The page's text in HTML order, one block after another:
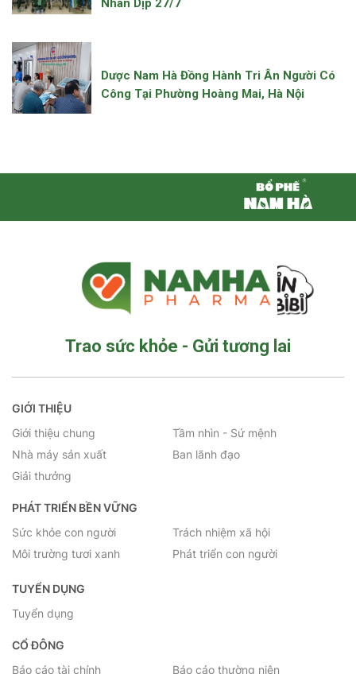
Nhân Dịp 27/7
Dược Nam Hà Đồng Hành Tri Ân Người Có
Công Tại Phường Hoàng Mai, Hà Nội
Trao sức khỏe - Gửi tương lai
GIỚI THIỆU
Giới thiệu chung
Tầm nhìn - Sứ mệnh
Nhà máy sản xuất
Ban lãnh đạo
Giải thưởng
PHÁT TRIỂN BỀN VỮNG
Sức khỏe con người
Trách nhiệm xã hội
Môi trường tươi xanh
Phát triển con người
TUYỂN DỤNG
Tuyển dụng
CỔ ĐÔNG
Báo cáo tài chính
Báo cáo thường niên